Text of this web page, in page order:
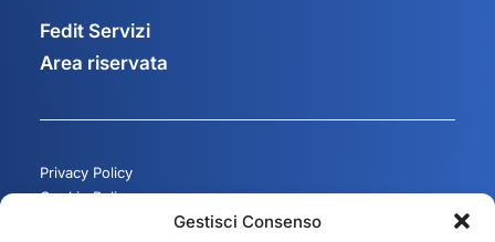
Gestisci Consenso
Fedit Servizi
Area riservata
Privacy Policy
Cookie Policy